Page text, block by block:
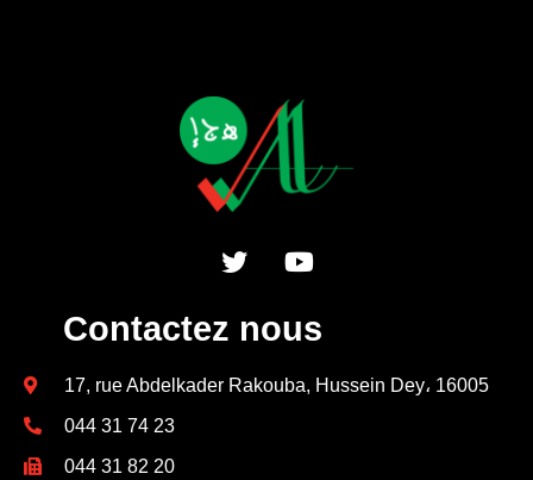
Contactez nous
17, rue Abdelkader Rakouba, Hussein Dey، 16005
044 31 74 23
044 31 82 20